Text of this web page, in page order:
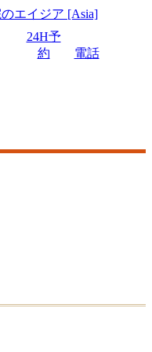
24H予
約
電話